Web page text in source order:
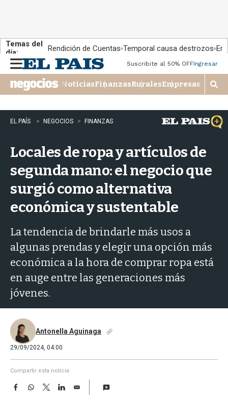
Temas del
día:
Rendición de Cuentas Temporal causa destrozos En
n
u
Suscribite al 50% OFFIngresar
NoticiasFinanzasRuralesEmpresas
M
o
s
t
r
EL PAÍS NEGOCIOS FINANZAS
Locales de ropa y artículos de
segunda mano: el negocio que
surgió como alternativa
económica y sustentable
La tendencia de brindarle más usos a
algunas prendas y elegir una opción más
económica a la hora de comprar ropa está
en auge entre las generaciones más
jóvenes.
Antonella Aguinaga
29/09/2024, 04:00
Compartir esta noticia
F
W
T
w
L
E